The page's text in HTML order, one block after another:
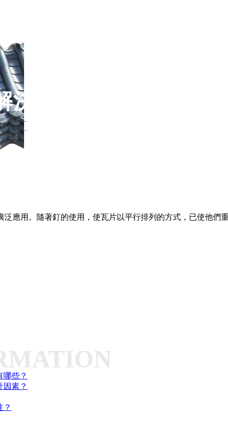
應用。隨著釘的使用，使瓦片以平行排列的方式，已使他們
方案
些？
素？
？